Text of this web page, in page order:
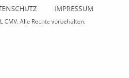
IMPRESSUM
CMV. Alle Rechte vorbehalten.